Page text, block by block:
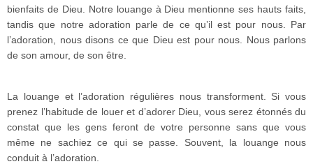
bienfaits de Dieu. Notre louange à Dieu mentionne ses hauts faits,
tandis que notre adoration parle de ce qu’il est pour nous. Par
l’adoration, nous disons ce que Dieu est pour nous. Nous parlons
de son amour, de son être.
La louange et l’adoration régulières nous transforment. Si vous
prenez l’habitude de louer et d’adorer Dieu, vous serez étonnés du
constat que les gens feront de votre personne sans que vous
même ne sachiez ce qui se passe. Souvent, la louange nous
conduit à l’adoration.